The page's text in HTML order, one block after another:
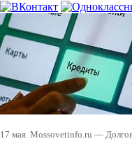
17 мая. Mossovetinfo.ru —